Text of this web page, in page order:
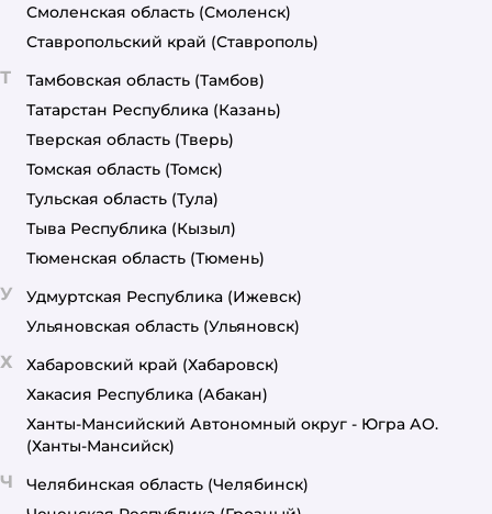
Смоленская область (Смоленск)
Ставропольский край (Ставрополь)
Т Тамбовская область (Тамбов)
Татарстан Республика (Казань)
Тверская область (Тверь)
Томская область (Томск)
Тульская область (Тула)
Тыва Республика (Кызыл)
Тюменская область (Тюмень)
У Удмуртская Республика (Ижевск)
Ульяновская область (Ульяновск)
Х Хабаровский край (Хабаровск)
Хакасия Республика (Абакан)
Ханты-Мансийский Автономный округ - Югра АО.
(Ханты-Мансийск)
Ч Челябинская область (Челябинск)